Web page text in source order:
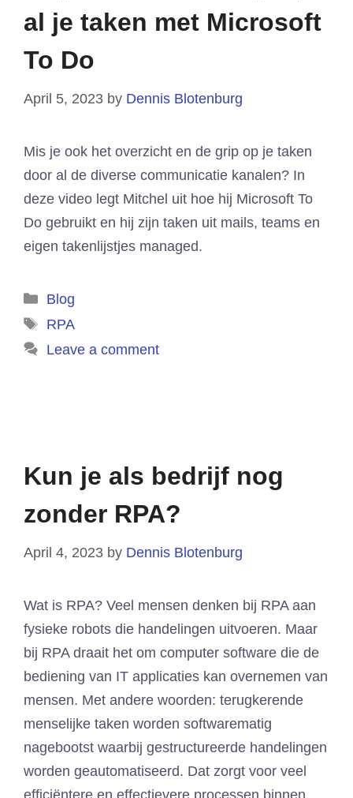
al je taken met Microsoft
To Do
April 5, 2023 by Dennis Blotenburg
Mis je ook het overzicht en de grip op je taken
door al de diverse communicatie kanalen? In
deze video legt Mitchel uit hoe hij Microsoft To
Do gebruikt en hij zijn taken uit mails, teams en
eigen takenlijstjes managed.
Categories
Blog
Tags
RPA
Leave a comment
Kun je als bedrijf nog
zonder RPA?
April 4, 2023 by Dennis Blotenburg
Wat is RPA? Veel mensen denken bij RPA aan
fysieke robots die handelingen uitvoeren. Maar
bij RPA draait het om computer software die de
bediening van IT applicaties kan overnemen van
mensen. Met andere woorden: terugkerende
menselijke taken worden softwarematig
nagebootst waarbij gestructureerde handelingen
worden geautomatiseerd. Dat zorgt voor veel